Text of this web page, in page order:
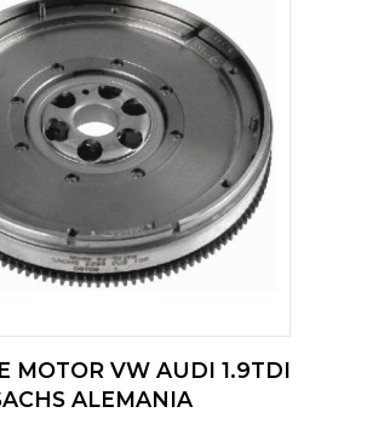
MOTOR VW AUDI 1.9TDI
ALEMANIA